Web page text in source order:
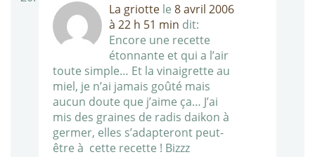
La griotte le 8 avril 2006
à 22 h 51 min dit:
Encore une recette
étonnante et qui a l’air
toute simple… Et la vinaigrette au
miel, je n’ai jamais goûté mais
aucun doute que j’aime ça… J’ai
mis des graines de radis daikon à
germer, elles s’adapteront peut-
être à cette recette ! Bizzz